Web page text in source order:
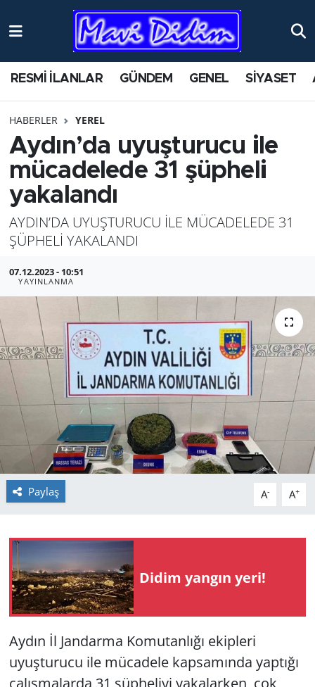
RESMİ İLANLAR GÜNDEM GENEL SİYASET
HABERLER YEREL
Aydın’da uyuşturucu ile
mücadelede 31 şüpheli
yakalandı
AYDIN’DA UYUŞTURUCU İLE MÜCADELEDE 31
ŞÜPHELİ YAKALANDI
07.12.2023 - 10:51
YAYINLANMA
Paylaş A- A+
Didim yangın yeri!
Aydın İl Jandarma Komutanlığı ekipleri
uyuşturucu ile mücadele kapsamında yaptığı
çalışmalarda 31 şüpheliyi yakalarken, çok
ANTİK YERLER
AYDIN
BİLİM VE TEKNOLOJİ
ÇEVRE
EĞİTİM
EKONOMİ
GENEL
GÜNDEM
HABERDE İNSAN
KÜLTÜR SANAT
MAGAZİN
POLİTİKA
SAĞLIK
SİYASET
Yerel
Nöbetçi Eczaneler
Namaz Vakitleri
Trafik Durumu
Süper Lig Puan Durumu ve Fikstür
Tüm Manşetler
Son Dakika Haberleri
Haber Arşivi